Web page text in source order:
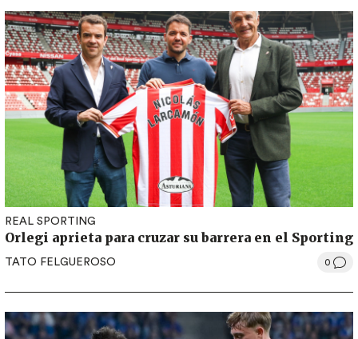
REAL SPORTING
Orlegi aprieta para cruzar su barrera en el Sporting
TATO FELGUEROSO 0